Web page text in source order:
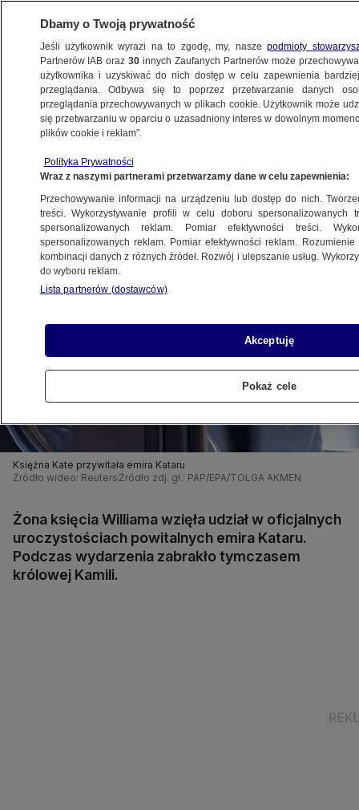
ŚWIAT
3.12.2024, 17:52
Udostępnij
Księżna Kate przywitała emira Kataru
Źródło wideo: Reuters Źródło zdj. gł.: PAP/EPA/TOLGA AKMEN
Żona księcia Williama wzięła udział w oficjalnych
uroczystościach powitalnych emira Kataru.
Podczas wydarzenia zabrakło tymczasem
królowej Kamili.
Dbamy o Twoją prywatność
Jeśli użytkownik wyrazi na to zgodę, my, naszepodmioty
Partnerów IAB oraz30 innych Zaufanych Partnerów może
użytkownika i uzyskiwać do nich dostęp w celu zapewnienia
przeglądania. Odbywa się to poprzez przetwarzanie danych
przeglądania przechowywanych w plikach cookie. Użytkownik może
się przetwarzaniu w oparciu o uzasadniony interes w dowolnym
plików cookie i reklam”.
Polityka Prywatności
Wraz z naszymi partnerami przetwarzamy dane w celu zapewnienia:
Przechowywanie informacji na urządzeniu lub dostęp do nich.
treści. Wykorzystywanie profili w celu doboru spersonalizowanych
spersonalizowanych reklam. Pomiar efektywności treści.
spersonalizowanych reklam. Pomiar efektywności reklam.
kombinacji danych z różnych źródeł. Rozwój i ulepszanie usług.
do wyboru reklam.
Lista partnerów (dostawców)
Akceptuję
Pokaż cele